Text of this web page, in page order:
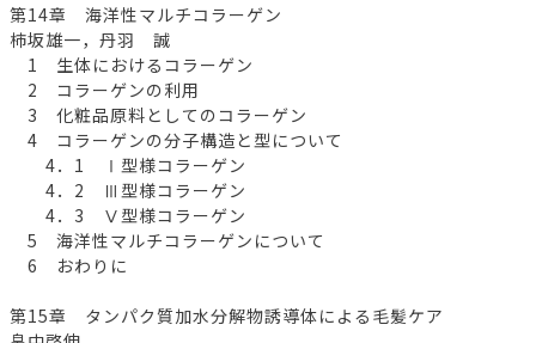
第14章 海洋性マルチコラーゲン
柿坂雄一，丹羽 誠
1 生体におけるコラーゲン
2 コラーゲンの利用
3 化粧品原料としてのコラーゲン
4 コラーゲンの分子構造と型について
4．1 Ⅰ型様コラーゲン
4．2 Ⅲ型様コラーゲン
4．3 Ⅴ型様コラーゲン
5 海洋性マルチコラーゲンについて
6 おわりに
第15章 タンパク質加水分解物誘導体による毛髪ケア